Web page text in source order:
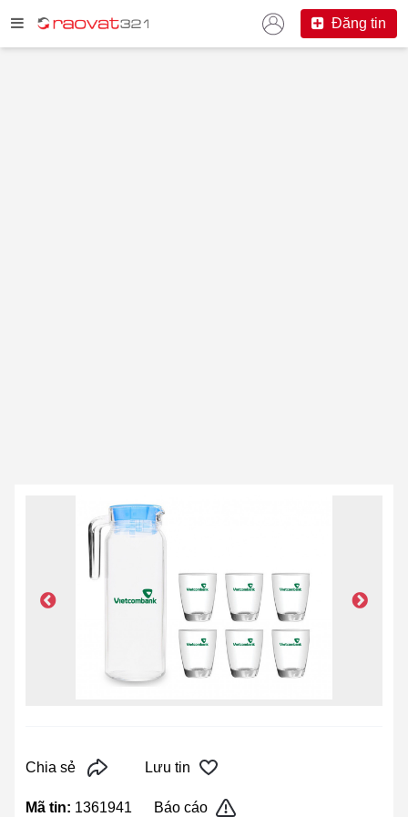
Đăng tin
Chia sẻ Lưu tin
Mã tin: 1361941 Báo cáo